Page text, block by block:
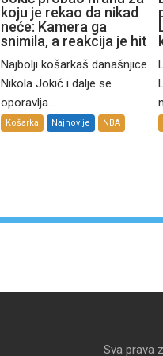
koju je rekao da nikad
neće: Kamera ga
snimila, a reakcija je hit
Najbolji košarkaš današnjice
Nikola Jokić i dalje se
oporavlja...
Košarka Najnovije NBA
Sva prava